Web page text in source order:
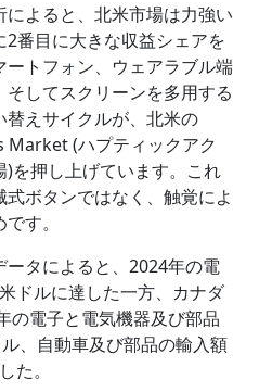
よると、北米市場は力強い
番目に大きな収益シェアを
トフォン、ウェアラブル端
してスクリーンを多用する
替えサイクルが、北米の
(ハプティックアク
を押し上げています。これ
ボタンではなく、触覚によ
す。
タによると、2024年の電
ドルに達した一方、カナダ
の電子と電気機器及び部品
、自動車及び部品の輸入額
た。